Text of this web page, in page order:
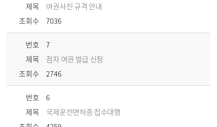
제목
여권사진 규격 안내
조회수
7036
번호
7
제목
점자 여권 발급 신청
조회수
2746
번호
6
제목
국제운전면허증 접수대행